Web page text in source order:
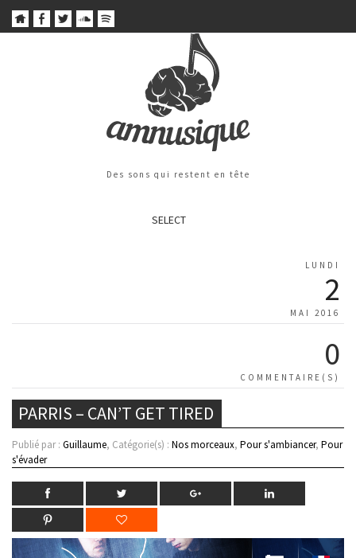
Des sons qui restent en tête
SELECT
LUNDI
2
MAI 2016
0
COMMENTAIRE(S)
PARRIS – CAN’T GET TIRED
Publié par : Guillaume, Catégorie(s) : Nos morceaux, Pour s'ambiancer, Pour
s'évader